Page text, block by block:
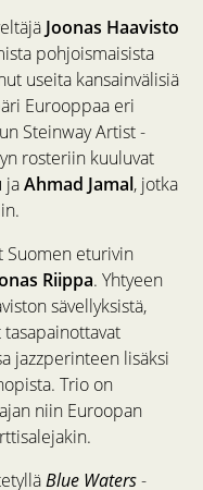
Joonas Haavisto
pohjoismaisista
useita kansainvälisiä
Eurooppaa eri
Steinway Artist -
rosteriin kuuluvat
jaAhmad Jamal, jotka
Suomen eturivin
Riippa. Yhtyeen
sävellyksistä,
jazzperinteen lisäksi
Trio on
niin Euroopan
Blue Waters-